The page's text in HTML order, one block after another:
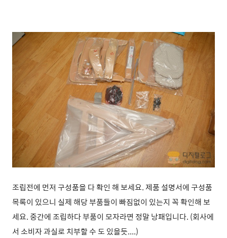
조립전에 먼저 구성품을 다 확인 해 보세요. 제품 설명서에 구성품
목록이 있으니 실제 해당 부품들이 빠짐없이 있는지 꼭 확인해 보
세요. 중간에 조립하다 부품이 모자라면 정말 낭패입니다. (회사에
서 소비자 과실로 치부할 수 도 있을듯....)